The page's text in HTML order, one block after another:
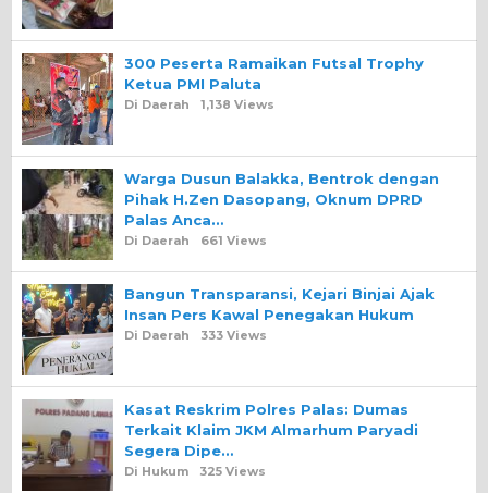
300 Peserta Ramaikan Futsal Trophy
Ketua PMI Paluta
Di Daerah 1,138 Views
Warga Dusun Balakka, Bentrok dengan
Pihak H.Zen Dasopang, Oknum DPRD
Palas Anca…
Di Daerah 661 Views
Bangun Transparansi, Kejari Binjai Ajak
Insan Pers Kawal Penegakan Hukum
Di Daerah 333 Views
Kasat Reskrim Polres Palas: Dumas
Terkait Klaim JKM Almarhum Paryadi
Segera Dipe…
Di Hukum 325 Views